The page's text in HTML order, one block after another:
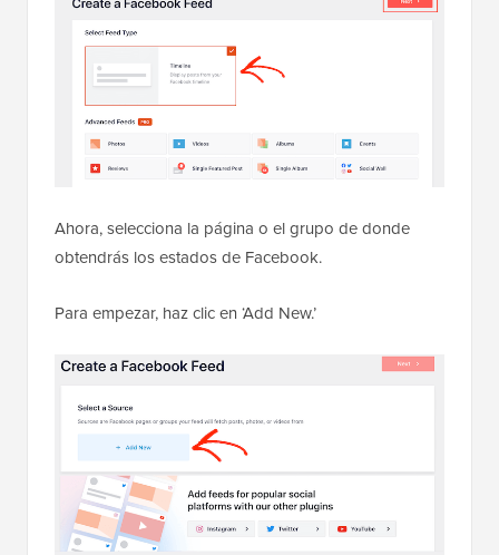
Ahora, selecciona la página o el grupo de donde
obtendrás los estados de Facebook.
Para empezar, haz clic en ‘Add New.’